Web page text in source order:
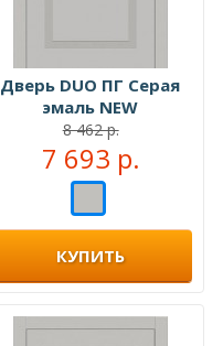
Дверь DUO ПГ Серая
эмаль NEW
8 462 р.
7 693 р.
КУПИТЬ